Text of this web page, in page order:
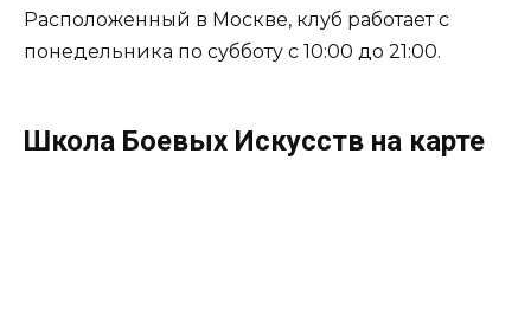
Расположенный в Москве, клуб работает с
понедельника по субботу с 10:00 до 21:00.
Школа Боевых Искусств на карте